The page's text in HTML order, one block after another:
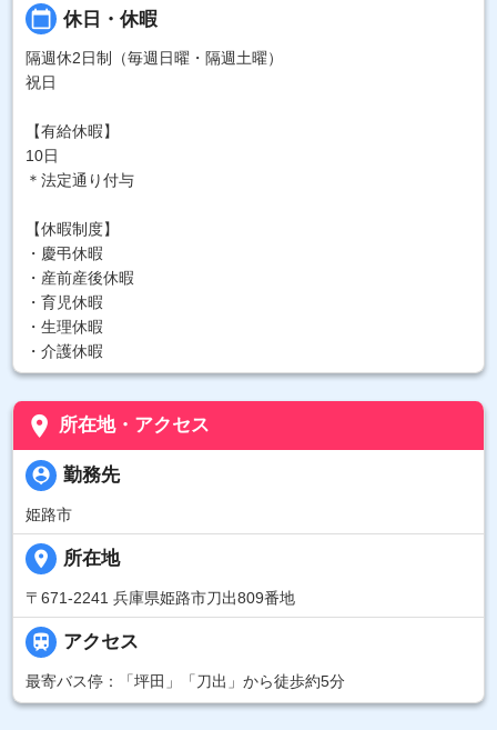
calendar_today 休日・休暇
隔週休2日制（毎週日曜・隔週土曜）
祝日
【有給休暇】
10日
＊法定通り付与
【休暇制度】
・慶弔休暇
・産前産後休暇
・育児休暇
・生理休暇
・介護休暇
place 所在地・アクセス
person_pin 勤務先
姫路市
place 所在地
〒671-2241 兵庫県姫路市刀出809番地
 アクセス
最寄バス停：「坪田」「刀出」から徒歩約5分